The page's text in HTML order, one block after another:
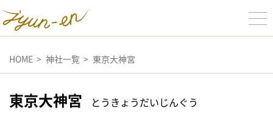
HOME 神社一覧 東京大神宮
東京大神宮
とうきょうだいじんぐう